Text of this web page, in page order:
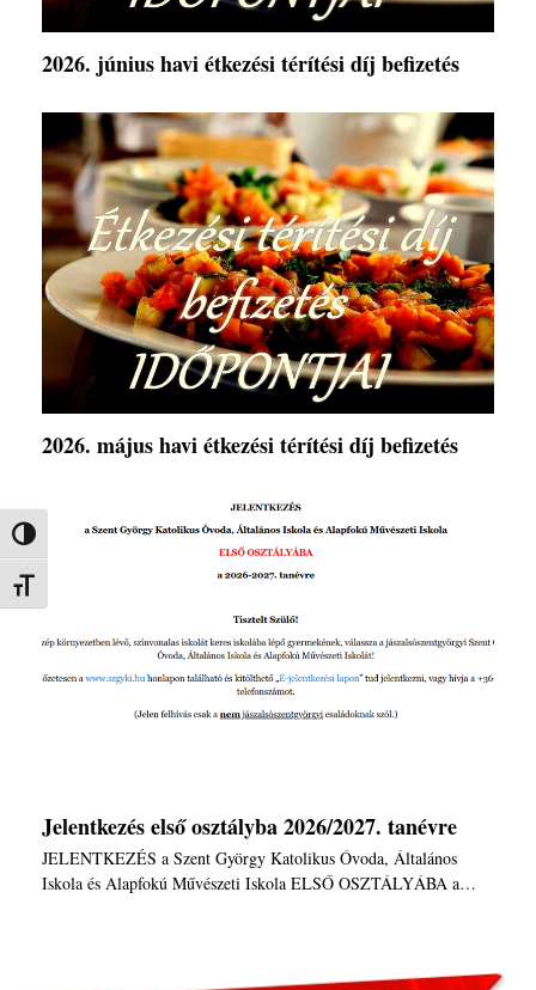
Nagy kontraszt váltása
Betűméret váltása
2026. június havi étkezési térítési díj befizetés
2026. május havi étkezési térítési díj befizetés
Jelentkezés első osztályba 2026/2027. tanévre
JELENTKEZÉS a Szent György Katolikus Óvoda, Általános
Iskola és Alapfokú Művészeti Iskola ELSŐ OSZTÁLYÁBA a…